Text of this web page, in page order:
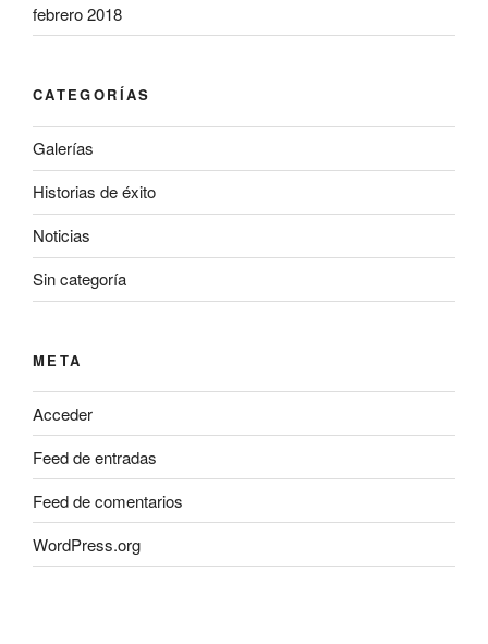
febrero 2018
CATEGORÍAS
Galerías
Historias de éxito
Noticias
Sin categoría
META
Acceder
Feed de entradas
Feed de comentarios
WordPress.org